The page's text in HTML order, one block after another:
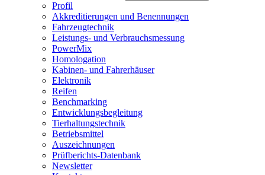
Profil
Akkreditierungen und Benennungen
Fahrzeugtechnik
Leistungs- und Verbrauchsmessung
PowerMix
Homologation
Kabinen- und Fahrerhäuser
Elektronik
Reifen
Benchmarking
Entwicklungsbegleitung
Tierhaltungstechnik
Betriebsmittel
Auszeichnungen
Prüfberichts-Datenbank
Newsletter